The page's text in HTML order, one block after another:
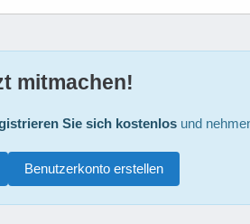
mitmachen!
Sie sich kostenlosund
Benutzerkonto erstellen